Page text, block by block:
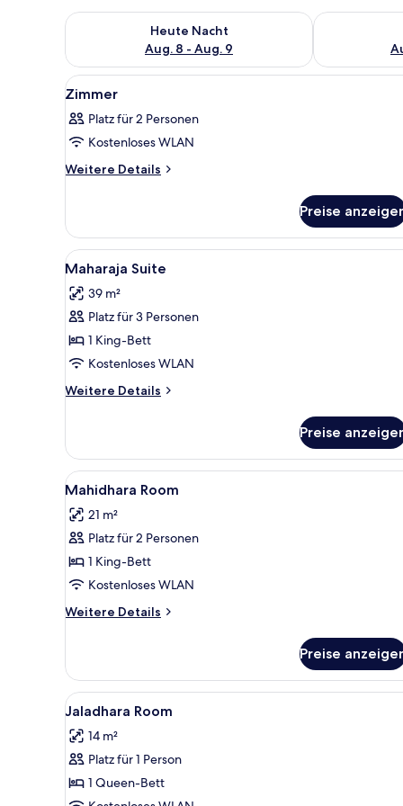
Heute Nacht
Aug. 8 - Aug. 9
Überprüfe die Verfügbarkeit für heute Nacht, Aug. 8
Überprüfe
Alle
Fotos
für
Zimmer
anzeigen
Ein Schlafzimmer mit zwei
5
Zimmer
Platz für 2 Personen
Kostenloses WLAN
Weitere Details
Weitere
Preise
Alle
Fotos
für
Maharaja
Suite
anzeigen
Ein geräumiges Zimmer mit
7
Maharaja Suite
39 m²
Platz für 3 Personen
1 King-Bett
Kostenloses WLAN
Weitere Details
Weitere
Suite
Preise
Alle
Fotos
für
Mahidhara
Room
anzeigen
Ein Schlafzimmer mit einem
6
Mahidhara Room
21 m²
Platz für 2 Personen
1 King-Bett
Kostenloses WLAN
Weitere Details
Weitere
Room
Preise
Alle
Fotos
für
Jaladhara
Room
Hochwertige Bettwaren,
4
Jaladhara Room
14 m²
Platz für 1 Person
1 Queen-Bett